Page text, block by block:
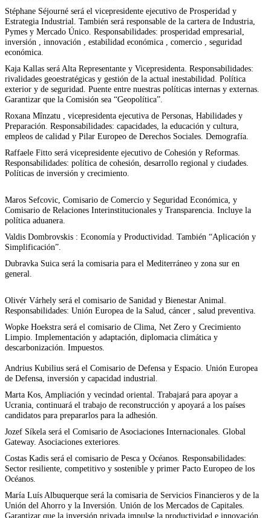
Stéphane Séjourné será el vicepresidente ejecutivo de Prosperidad y
Estrategia Industrial. También será responsable de la cartera de Industria,
Pymes y Mercado Único. Responsabilidades: prosperidad empresarial,
inversión , innovación , estabilidad económica , comercio , seguridad
económica.
Kaja Kallas será Alta Representante y Vicepresidenta. Responsabilidades:
rivalidades geoestratégicas y gestión de la actual inestabilidad. Política
exterior y de seguridad. Puente entre nuestras políticas internas y externas.
Garantizar que la Comisión sea “Geopolítica”.
Roxana Mînzatu , vicepresidenta ejecutiva de Personas, Habilidades y
Preparación. Responsabilidades: capacidades, la educación y cultura,
empleos de calidad y Pilar Europeo de Derechos Sociales. Demografía.
Raffaele Fitto será vicepresidente ejecutivo de Cohesión y Reformas.
Responsabilidades: política de cohesión, desarrollo regional y ciudades.
Políticas de inversión y crecimiento.
Maros Sefcovic, Comisario de Comercio y Seguridad Económica, y
Comisario de Relaciones Interinstitucionales y Transparencia. Incluye la
política aduanera.
Valdis Dombrovskis : Economía y Productividad. También “Aplicación y
Simplificación”.
Dubravka Suica será la comisaria para el Mediterráneo y zona sur en
general.
Olivér Várhely será el comisario de Sanidad y Bienestar Animal.
Responsabilidades: Unión Europea de la Salud, cáncer , salud preventiva.
Wopke Hoekstra será el comisario de Clima, Net Zero y Crecimiento
Limpio. Implementación y adaptación, diplomacia climática y
descarbonización. Impuestos.
Andrius Kubilius será el Comisario de Defensa y Espacio. Unión Europea
de Defensa, inversión y capacidad industrial.
Marta Kos, Ampliación y vecindad oriental. Trabajará para apoyar a
Ucrania, continuará el trabajo de reconstrucción y apoyará a los países
candidatos para prepararlos para la adhesión.
Jozef Síkela será el Comisario de Asociaciones Internacionales. Global
Gateway. Asociaciones exteriores.
Costas Kadis será el comisario de Pesca y Océanos. Responsabilidades:
Sector resiliente, competitivo y sostenible y primer Pacto Europeo de los
Océanos.
María Luís Albuquerque será la comisaria de Servicios Financieros y de la
Unión del Ahorro y la Inversión. Unión de los Mercados de Capitales.
Garantizar que la inversión privada impulse la productividad e innovación.